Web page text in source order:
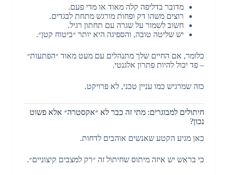
מדובר בדליפה קלה מאוד או מדי פעם.
רוצים משהו דק ופחות מורגש מתחת לבגדים.
חשוב לשמור על שגרה עם תחתון רגיל.
יש שליטה טובה, והספיגה היא יותר ״ביטוח קטן״.
כלומר, אם החיים שלך מתנהלים עם מעט מאוד ״הפתעות״
– פד יכול להיות פתרון אלגנטי.
כזה שמרגיש כמו עניין טכני, לא פרויקט.
חיתולים למבוגרים: מתי זה כבר לא ״אקסטרה״ אלא פשוט
נכון?
כאן מגיע הקטע שאנשים אוהבים לדחות.
כי בראש יש איזה מיתוס שחיתול זה ״רק למצבים קיצוניים״.